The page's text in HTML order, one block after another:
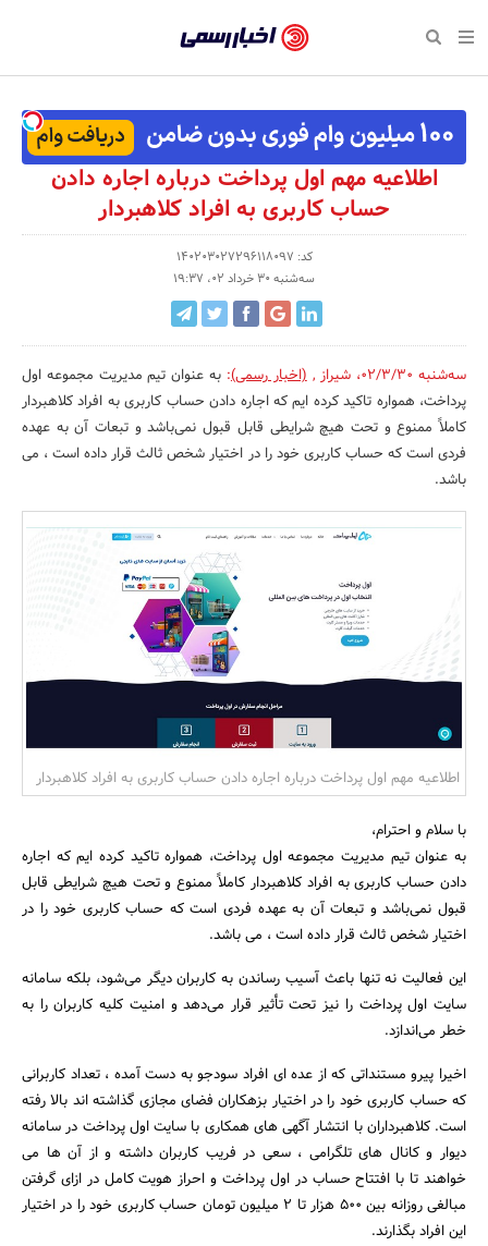
رسمی
-
اخبار
تایید
شده
شرکت‌ها،
سازمان‌ها
و
روابط
عمومی‌ها
بازگشت
صفحه نخست پایگاه خبری
اقتصادی
صفحه نخست اقتصادی
تجارت و بازار
کارآفرینی و استارتاپ
نفت، انرژی و صنایع
کسب و کار و خرده فروشی
صنایع غذایی و کشاورزی
کار و استخدام
بانک، بیمه و سرمایه
مسکن و ساختمان
اجتماعی
صفحه نخست اجتماعی
علم و آموزش
بهداشت و درمان
شهر و جامعه
محیط زیست
تبلیغات و روابط عمومی
صفحه نخست فرهنگی
رسانه‌ها
نشریات و کتاب
سینما و تئاتر
صنایع دستی
صفحه نخست ورزش
تازه‌های ورزش
مکان‌های ورزشی
تجهیزات ورزشی
صفحه نخست سبک زندگی
سلامت و زیبایی
روانشناسی و موفقیت
مد و لباس
رویداد
صفحه نخست رویداد
حراج و تخفیف
جشنواره، نمایشگاه و
مسابقه و فراخوان
اطلاعیه مهم اول پرداخت درباره اجاره دادن
حساب کاربری به افراد کلاهبردار
کد: 140203027296118097
سه‌شنبه 30 خرداد 02، 19:37
سه‌شنبه 02/3/30 ، شیراز ,(اخبار رسمی): به عنوان تیم مدیریت مجموعه اول
پرداخت، همواره تاکید کرده ایم که اجاره دادن حساب کاربری به افراد کلاهبردار
کاملاً ممنوع و تحت هیچ شرایطی قابل قبول نمی‌باشد و تبعات آن به عهده
فردی است که حساب کاربری خود را در اختیار شخص ثالث قرار داده است ، می
باشد.
اطلاعیه مهم اول پرداخت درباره اجاره دادن حساب کاربری به افراد کلاهبردار
با سلام و احترام،
به عنوان تیم مدیریت مجموعه اول پرداخت، همواره تاکید کرده ایم که اجاره
دادن حساب کاربری به افراد کلاهبردار کاملاً ممنوع و تحت هیچ شرایطی قابل
قبول نمی‌باشد و تبعات آن به عهده فردی است که حساب کاربری خود را در
اختیار شخص ثالث قرار داده است ، می باشد.
این فعالیت نه تنها باعث آسیب رساندن به کاربران دیگر می‌شود، بلکه سامانه
سایت اول پرداخت را نیز تحت تأثیر قرار می‌دهد و امنیت کلیه کاربران را به
خطر می‌اندازد.
اخیرا پیرو مستنداتی که از عده ای افراد سودجو به دست آمده ، تعداد کاربرانی
که حساب کاربری خود را در اختیار بزهکاران فضای مجازی گذاشته اند بالا رفته
است. کلاهبرداران با انتشار آگهی های همکاری با سایت اول پرداخت در سامانه
دیوار و کانال های تلگرامی ، سعی در فریب کاربران داشته و از آن ها می
خواهند تا با افتتاح حساب در اول پرداخت و احراز هویت کامل در ازای گرفتن
مبالغی روزانه بین ۵۰۰ هزار تا ۲ میلیون تومان حساب کاربری خود را در اختیار
این افراد بگذارند.